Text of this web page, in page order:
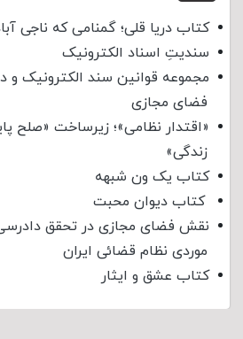
کتاب دریا قلی؛ گمنامی که ناجی
سندیتِ اسناد الکترونیک
مجموعه قوانین سند الکترونیک و
فضای مجازی
«اقتدار نظامی»؛ زیرساخت «صلح
زندگی»
کتاب یک ون شبهه
کتاب دیوان محبت
نقش فضای مجازی در تحقق دادرسی
موردی نظام قضائی ایران
کتاب عشق و ایثار